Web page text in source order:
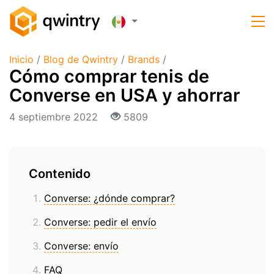
Inicio / Blog de Qwintry / Brands /
Cómo comprar tenis de
Converse en USA y ahorrar
4 septiembre 2022 5809
Contenido
Converse: ¿dónde comprar?
Converse: pedir el envío
Converse: envío
FAQ